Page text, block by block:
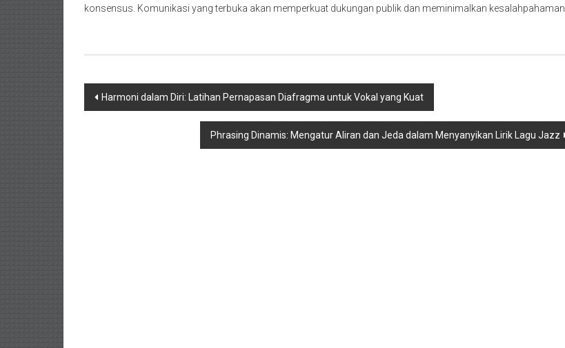
konsensus. Komunikasi yang terbuka akan memperkuat dukungan publik dan meminimalkan kesalahpahaman.
Navigasi
Harmoni dalam Diri: Latihan Pernapasan Diafragma untuk Vokal yang Kuat
Phrasing Dinamis: Mengatur Aliran dan Jeda dalam Menyanyikan Lirik Lagu Jazz